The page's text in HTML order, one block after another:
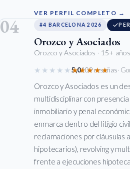
VER PERFIL COMPLETO →
04 #4 BARCELONA 2026
Orozco y Asociados
Orozco y Asociados · 15+
★★★★★★★★★★
5,0109 reseñas·
Orozco y Asociados es un
multidisciplinar con
inmobiliario y penal
enmarca dentro del litigio
reclamaciones por cláusulas
hipotecarios), revolving y
frente a ejecuciones